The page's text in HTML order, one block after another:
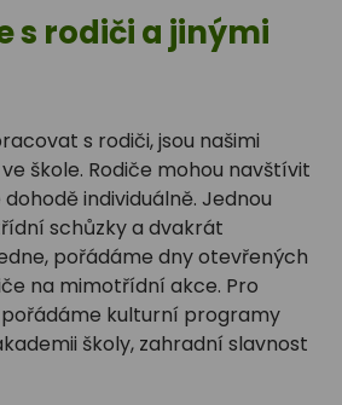
s rodiči a jinými
s rodiči, jsou našimi
škole. Rodiče mohou navštívit
individuálně. Jednou
schůzky a dvakrát
pořádáme dny otevřených
na mimotřídní akce. Pro
kulturní programy
školy, zahradní slavnost